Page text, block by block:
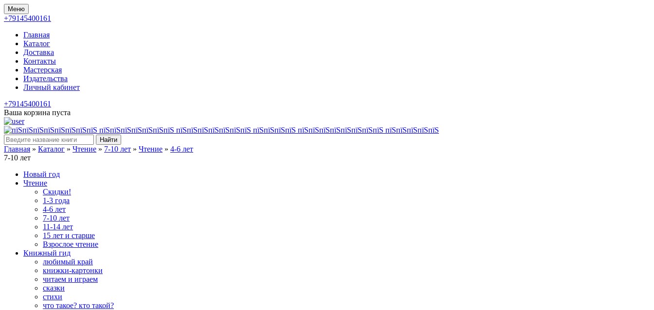
Меню
+79145400161
Главная
Каталог
Доставка
Контакты
Мастерская
Издательства
Личный кабинет
+79145400161
Ваша корзина пуста
Найти
Главная » Каталог » Чтение » 7-10 лет » Чтение » 4-6 лет
7-10 лет
Новый год
Чтение
Скидки!
1-3 года
4-6 лет
7-10 лет
11-14 лет
15 лет и старше
Взрослое чтение
Книжный гид
любимый край
книжки-картонки
читаем и играем
сказки
стихи
что такое? кто такой?